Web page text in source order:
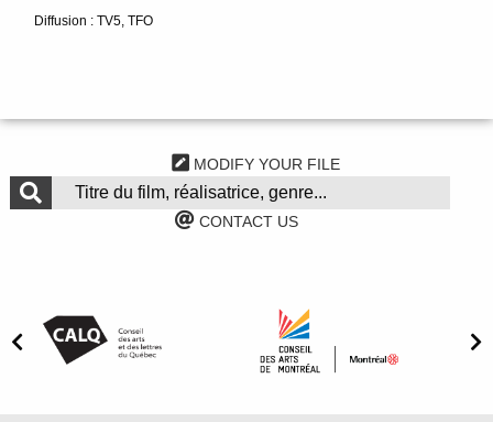
Diffusion : TV5, TFO
MODIFY YOUR FILE
CONTACT US